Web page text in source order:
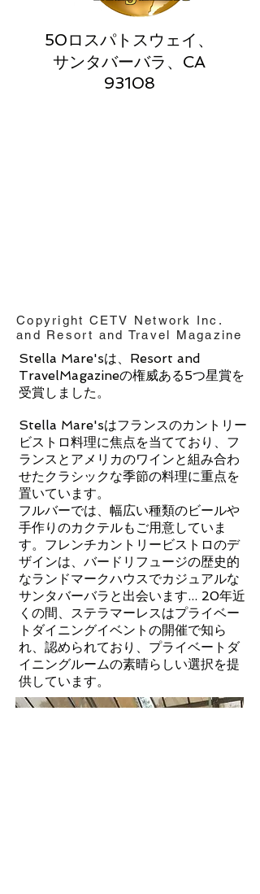
50ロスパトスウェイ、
サンタバーバラ、CA
93108
Copyright CETV Network Inc.
and Resort and Travel Magazine
Stella Mare'sは、Resort and
TravelMagazineの権威ある5つ星賞を
受賞しました。
Stella Mare'sはフランスのカントリー
ビストロ料理に焦点を当てており、フ
ランスとアメリカのワインと組み合わ
せたクラシックな季節の料理に重点を
置いています。
フルバーでは、幅広い種類のビールや
手作りのカクテルもご用意していま
す。フレンチカントリービストロのデ
ザインは、バードリフュージの歴史的
なランドマークハウスでカジュアルな
サンタバーバラと出会います... 20年近
くの間、ステラマーレスはプライベー
トダイニングイベントの開催で知ら
れ、認められており、プライベートダ
イニングルームの素晴らしい選択を提
供しています。